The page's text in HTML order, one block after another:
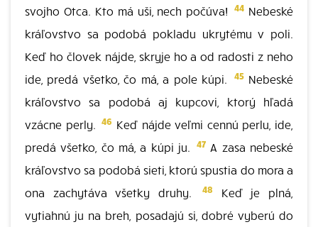
svojho Otca. Kto má uši, nech počúva! 44 Nebeské
kráľovstvo sa podobá pokladu ukrytému v poli.
Keď ho človek nájde, skryje ho a od radosti z neho
ide, predá všetko, čo má, a pole kúpi.
45Nebeské
kráľovstvo sa podobá aj kupcovi, ktorý hľadá
vzácne perly. 46 Keď nájde veľmi cennú perlu, ide,
predá všetko, čo má, a kúpi ju. 47 A zasa nebeské
kráľovstvo sa podobá sieti, ktorú spustia do mora a
ona zachytáva všetky druhy.
48
Keď je plná,
vytiahnú ju na breh, posadajú si, dobré vyberú do